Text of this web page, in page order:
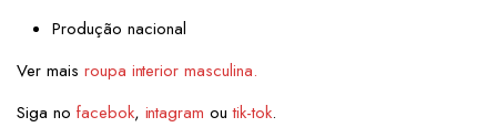
Produção nacional
Ver mais roupa interior masculina.
Siga no facebok, intagram outik-tok.